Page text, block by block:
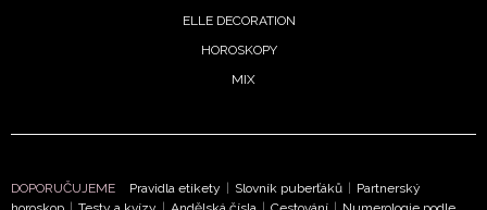
ELLE DECORATION
HOROSKOPY
MIX
DOPORUČUJEME Pravidla etikety | Slovník puberťáků | Partnerský